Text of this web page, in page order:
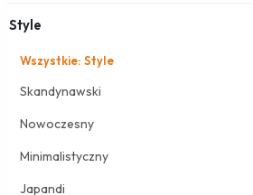
Style
Wszystkie: Style
Skandynawski
Nowoczesny
Minimalistyczny
Japandi